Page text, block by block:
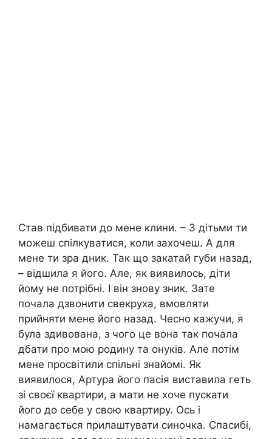
Став підбивати до мене клини. – З дітьми ти
можеш спілкуватися, коли захочеш. А для
мене ти зра дник. Так що закатай губи назад,
– відшила я його. Але, як виявилось, діти
йому не потрібні. І він знову зник. Зате
почала дзвонити свекруха, вмовляти
прийняти мене його назад. Чесно кажучи, я
була здивована, з чого це вона так почала
дбати про мою родину та онуків. Але потім
мене просвітили спільні знайомі. Як
виявилося, Артура його пасія виставила геть
зі своєї квартири, а мати не хоче пускати
його до себе у свою квартиру. Ось і
намагається прилаштувати синочка. Спасибі,